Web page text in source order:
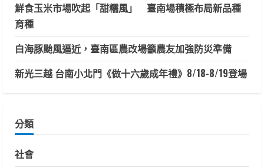
鮮食玉米市場吹起「甜糯風」 臺南場積極布局新品種
育種
白海豚颱風逼近，臺南區農改場籲農友加強防災準備
新光三越 台南小北門《做十六歲成年禮》8/18-8/19登場
分類
社會